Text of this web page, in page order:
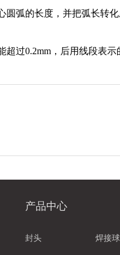
圆弧的长度，并把弧长转
超过0.2mm， 后用线段表示
产品中心
封头 焊接球